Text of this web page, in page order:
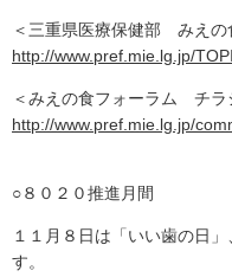
＜三重県医療保健部 みえ
http://www.pref.mie.lg.jp/
＜みえの食フォーラム チラ
http://www.pref.mie.lg.jp/
○８０２０推進月間
１１月８日は「いい歯の日
す。